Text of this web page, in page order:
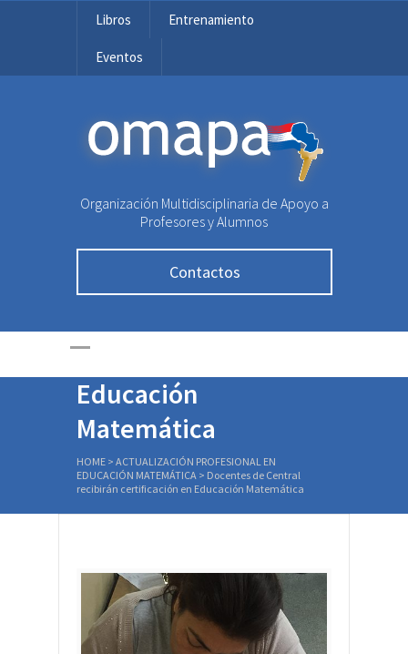
Libros Entrenamiento
Eventos
OMAPA
Organización Multidisciplinaria de Apoyo a
Profesores y Alumnos
Contactos
Docentes de Central
recibirán
certificación en
Educación
Matemática
HOME > ACTUALIZACIÓN PROFESIONAL EN
EDUCACIÓN MATEMÁTICA > Docentes de Central
recibirán certificación en Educación Matemática